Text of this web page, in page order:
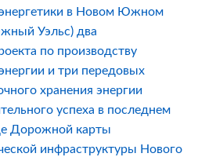
в Новом Южном
Уэльс) два
по производству
и три передовых
хранения энергии
успеха в последнем
Дорожной карты
инфраструктуры Нового